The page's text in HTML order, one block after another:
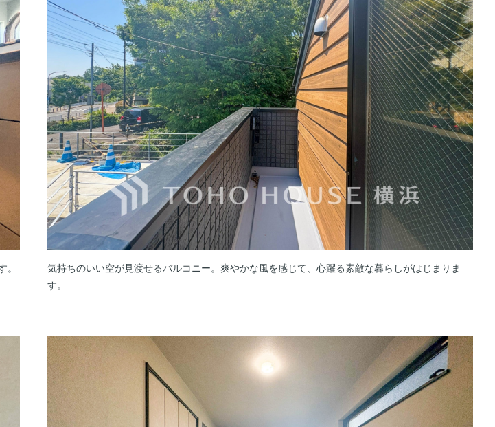
。
気持ちのいい空が見渡せるバルコニー。爽やかな風を感じて、心躍る素敵な暮らしがはじまりま
す。